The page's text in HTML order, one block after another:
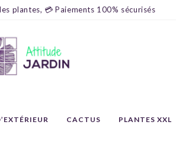
plantes, 💳 Paiements 100% sécurisés
CACTUS PLANTES XXL